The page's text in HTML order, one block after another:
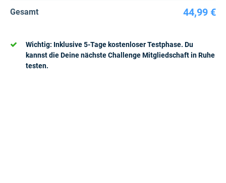
Gesamt 44,99 €
Wichtig: Inklusive 5-Tage kostenloser Testphase. Du
kannst die Deine nächste Challenge Mitgliedschaft in Ruhe
testen.